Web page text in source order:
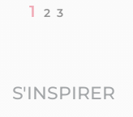
1 2 3
S'INSPIRER